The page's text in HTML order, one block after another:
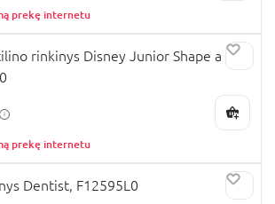
prekę internetu
rinkinys Disney Junior Shape a
prekę internetu
Dentist, F12595L0